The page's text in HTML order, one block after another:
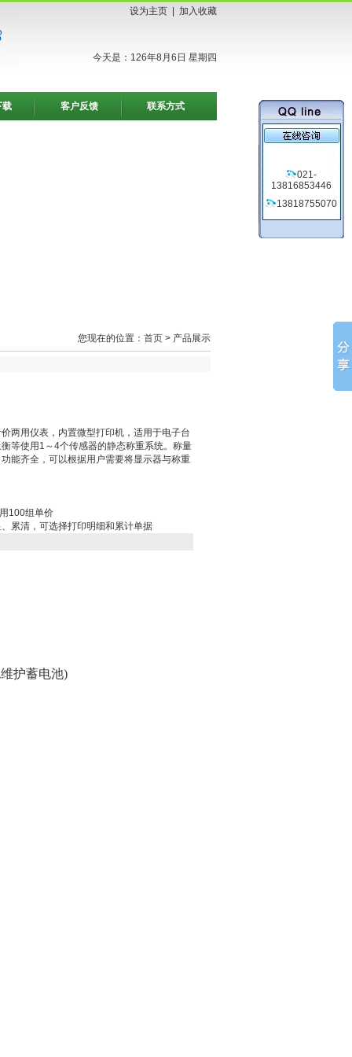
设为主页 加入收藏
今天是：126年8月6日 星期四
载 客户反馈 联系方式
您现在的位置： 首页 > 产品展示
两用仪表，内置微型打印机，适用于电子台
等使用1～4个传感器的静态称重系统。称量
能齐全，可以根据用户需要将显示器与称重
100组单价
累清，可选择打印明细和累计单据
护蓄电池)
021-
13816853446
13818755070